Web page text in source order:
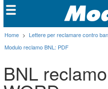
Home > Lettere per reclamare contro
Modulo reclamo BNL: PDF
BNL